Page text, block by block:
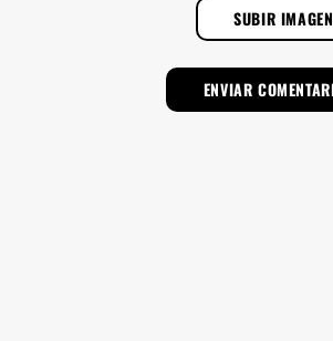
SUBIR IMAGEN